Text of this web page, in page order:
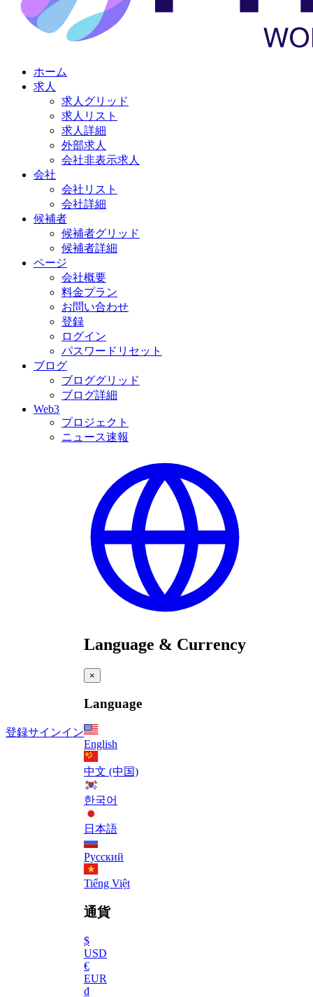
ホーム
求人
求人グリッド
求人リスト
求人詳細
外部求人
会社非表示求人
会社
会社リスト
会社詳細
候補者
候補者グリッド
候補者詳細
ページ
会社概要
料金プラン
お問い合わせ
登録
ログイン
パスワードリセット
ブログ
ブロググリッド
ブログ詳細
Web3
プロジェクト
ニュース速報
登録サインイン
Language & Currency
×
Language
English
中文 (中国)
한국어
日本語
Русский
Tiếng Việt
通貨
$
USD
€
EUR
₫